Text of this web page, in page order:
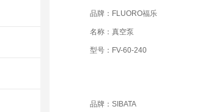
品牌：FLUORO福乐
名称：真空泵
型号：FV-60-240
品牌：SIBATA